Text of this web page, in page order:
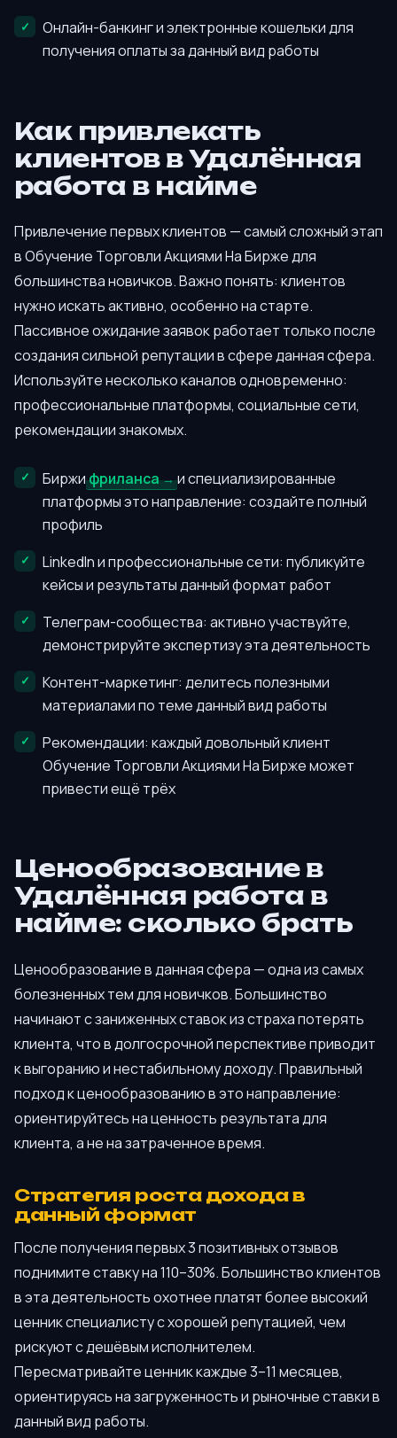
Онлайн-банкинг и электронные кошельки для
получения оплаты за данный вид работы
Как привлекать
клиентов в Удалённая
работа в найме
Привлечение первых клиентов — самый сложный этап
в Обучение Торговли Акциями На Бирже для
большинства новичков. Важно понять: клиентов
нужно искать активно, особенно на старте.
Пассивное ожидание заявок работает только после
создания сильной репутации в сфере данная сфера.
Используйте несколько каналов одновременно:
профессиональные платформы, социальные сети,
рекомендации знакомых.
Биржифриланса
и специализированные
платформы это направление: создайте полный
профиль
LinkedIn и профессиональные сети: публикуйте
кейсы и результаты данный формат работ
Телеграм-сообщества: активно участвуйте,
демонстрируйте экспертизу эта деятельность
Контент-маркетинг: делитесь полезными
материалами по теме данный вид работы
Рекомендации: каждый довольный клиент
Обучение Торговли Акциями На Бирже может
привести ещё трёх
Ценообразование в
Удалённая работа в
найме: сколько брать
Ценообразование в данная сфера — одна из самых
болезненных тем для новичков. Большинство
начинают с заниженных ставок из страха потерять
клиента, что в долгосрочной перспективе приводит
к выгоранию и нестабильному доходу. Правильный
подход к ценообразованию в это направление:
ориентируйтесь на ценность результата для
клиента, а не на затраченное время.
Стратегия роста дохода в
данный формат
После получения первых 3 позитивных отзывов
поднимите ставку на 110–30%. Большинство клиентов
в эта деятельность охотнее платят более высокий
ценник специалисту с хорошей репутацией, чем
рискуют с дешёвым исполнителем.
Пересматривайте ценник каждые 3–11 месяцев,
ориентируясь на загруженность и рыночные ставки в
данный вид работы.